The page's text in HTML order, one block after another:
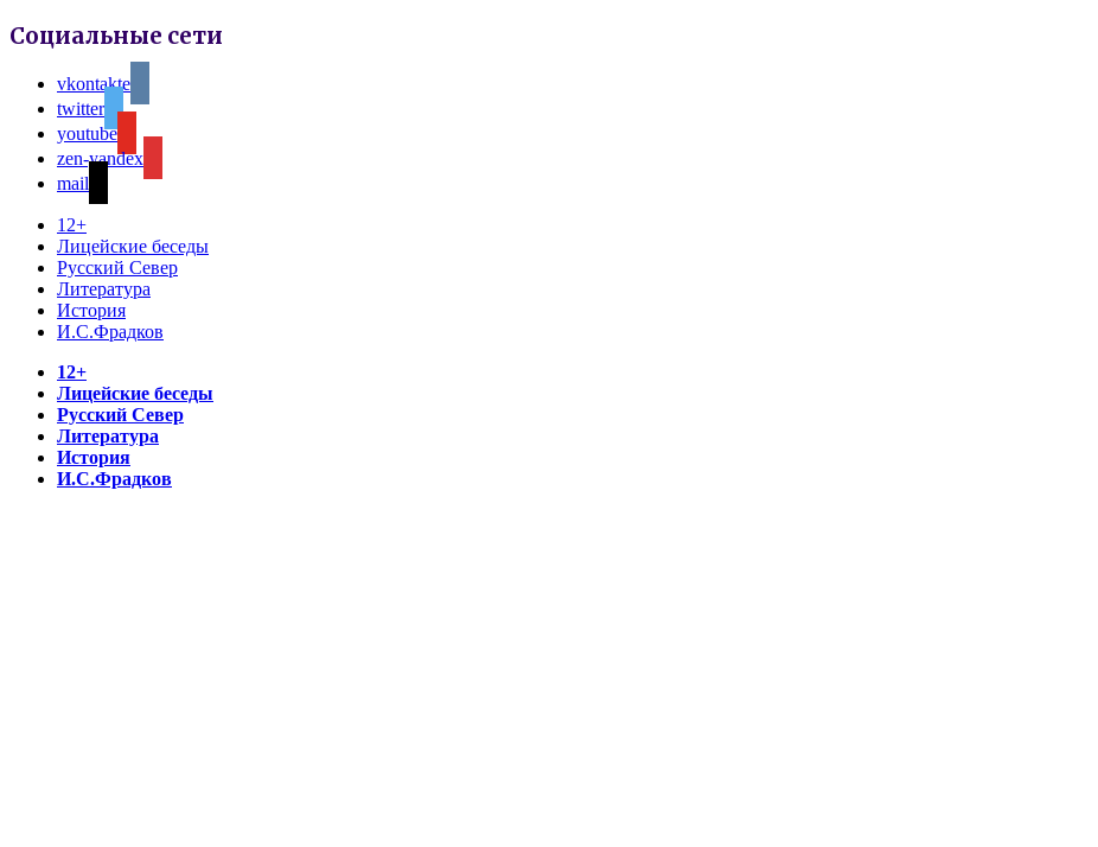
Социальные сети
vkontakte
twitter
youtube
zen-yandex
mail
12+
Лицейские беседы
Русский Север
Литература
История
И.С.Фрадков
12+
Лицейские беседы
Русский Север
Литература
История
И.С.Фрадков